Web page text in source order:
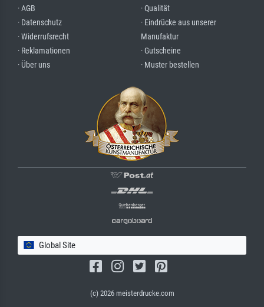
· AGB
· Datenschutz
· Widerrufsrecht
· Reklamationen
· Über uns
· Qualität
· Eindrücke aus unserer
Manufaktur
· Gutscheine
· Muster bestellen
Global Site
(c) 2026 meisterdrucke.com